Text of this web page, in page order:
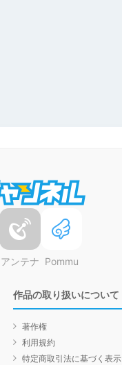
アンテナ Pommu
作品の取り扱いについて
著作権
利用規約
特定商取引法に基づく表示